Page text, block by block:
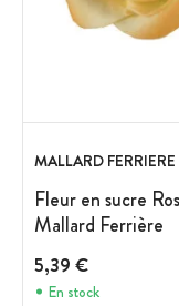
MALLARD FERRIERE
Fleur en sucre
Mallard Ferrière
5,39 €
En stock